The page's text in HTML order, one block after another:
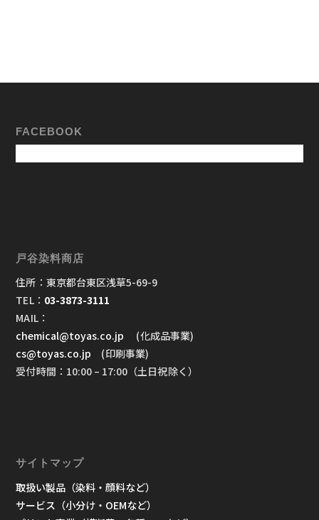
FACEBOOK
戸谷染料商店
住所：東京都台東区浅草5-69-9
TEL： 03-3873-3111
MAIL：
chemical@toyas.co.jp
(化成品事業)
cs@toyas.co.jp (印刷事業)
受付時間：10:00 – 17:00（土日祝除く）
サイトマップ
取扱い製品（染料・顔料など）
サービス（小分け・OEMなど）